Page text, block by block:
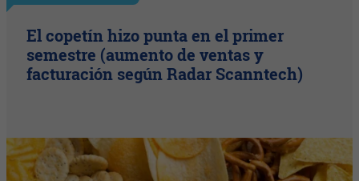
El copetín hizo punta en el primer
semestre (aumento de ventas y
facturación según Radar Scanntech)